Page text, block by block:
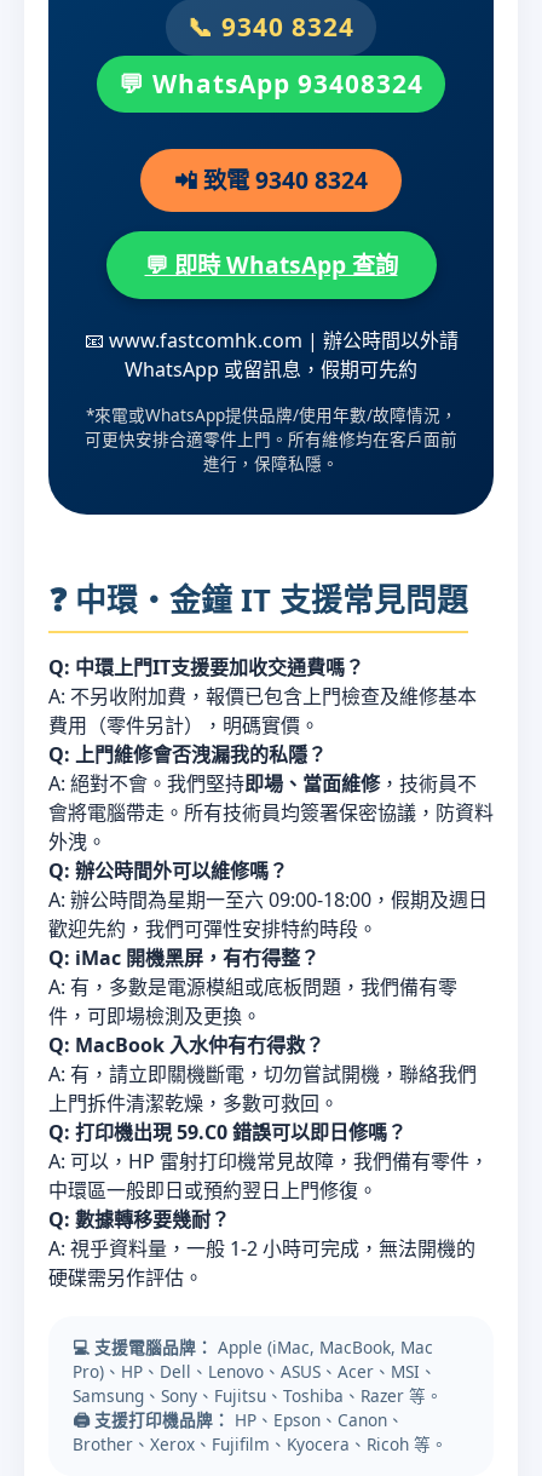
📞 9340 8324
💬 WhatsApp 93408324
📲 致電 9340 8324
💬 即時 WhatsApp 查詢
📧 www.fastcomhk.com | 辦公時間以外請
WhatsApp 或留訊息，假期可先約
*來電或WhatsApp提供品牌/使用年數/故障情況，
可更快安排合適零件上門。所有維修均在客戶面前
進行，保障私隱。
❓ 中環・金鐘 IT 支援常見問題
Q: 中環上門IT支援要加收交通費嗎？
A: 不另收附加費，報價已包含上門檢查及維修基本
費用（零件另計），明碼實價。
Q: 上門維修會否洩漏我的私隱？
A: 絕對不會。我們堅持即場、當面維修，技術員不
會將電腦帶走。所有技術員均簽署保密協議，防資料
外洩。
Q: 辦公時間外可以維修嗎？
A: 辦公時間為星期一至六 09:00-18:00，假期及週日
歡迎先約，我們可彈性安排特約時段。
Q: iMac 開機黑屏，有冇得整？
A: 有，多數是電源模組或底板問題，我們備有零
件，可即場檢測及更換。
Q: MacBook 入水仲有冇得救？
A: 有，請立即關機斷電，切勿嘗試開機，聯絡我們
上門拆件清潔乾燥，多數可救回。
Q: 打印機出現 59.C0 錯誤可以即日修嗎？
A: 可以，HP 雷射打印機常見故障，我們備有零件，
中環區一般即日或預約翌日上門修復。
Q: 數據轉移要幾耐？
A: 視乎資料量，一般 1-2 小時可完成，無法開機的
硬碟需另作評估。
💻 支援電腦品牌： Apple (iMac, MacBook, Mac
Pro)、HP、Dell、Lenovo、ASUS、Acer、MSI、
Samsung、Sony、Fujitsu、Toshiba、Razer 等。
🖨️ 支援打印機品牌： HP、Epson、Canon、
Brother、Xerox、Fujifilm、Kyocera、Ricoh 等。